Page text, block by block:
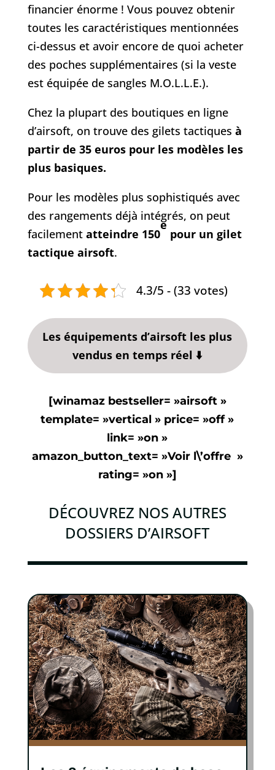
financier énorme ! Vous pouvez obtenir
toutes les caractéristiques mentionnées
ci-dessus et avoir encore de quoi acheter
des poches supplémentaires (si la veste
est équipée de sangles M.O.L.L.E.).
Chez la plupart des boutiques en ligne
d’airsoft, on trouve des gilets tactiques à
partir de 35 euros pour les modèles les
plus basiques.
Pour les modèles plus sophistiqués avec
des rangements déjà intégrés, on peut
facilement atteindre 150
e
pour un gilet
tactique airsoft.
4.3/5 - (33 votes)
Les équipements d’airsoft les plus
vendus en temps réel ⬇️
[winamaz bestseller= »airsoft »
template= »vertical » price= »off »
link= »on »
amazon_button_text= »Voir l\’offre »
rating= »on »]
DÉCOUVREZ NOS AUTRES
DOSSIERS D’AIRSOFT